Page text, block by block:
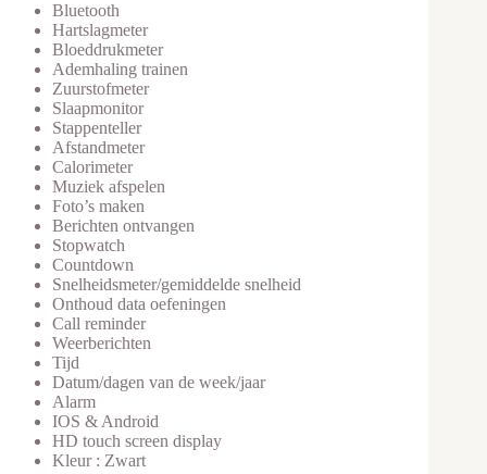
Bluetooth
Hartslagmeter
Bloeddrukmeter
Ademhaling trainen
Zuurstofmeter
Slaapmonitor
Stappenteller
Afstandmeter
Calorimeter
Muziek afspelen
Foto’s maken
Berichten ontvangen
Stopwatch
Countdown
Snelheidsmeter/gemiddelde snelheid
Onthoud data oefeningen
Call reminder
Weerberichten
Tijd
Datum/dagen van de week/jaar
Alarm
IOS & Android
HD touch screen display
Kleur : Zwart